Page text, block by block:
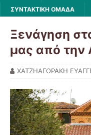
ΣΥΝΤΑΚΤΙΚΗ ΟΜΑΔΑ
Ξενάγηση
μας από την
ΧΑΤΖΗΑΓΟΡΑΚΗ